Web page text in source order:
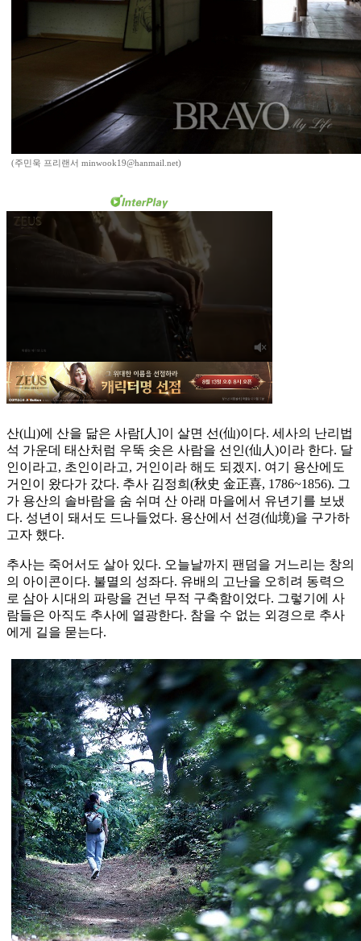
(주민욱 프리랜서 minwook19@hanmail.net)
산(山)에 산을 닮은 사람[人]이 살면 선(仙)이다. 세사의 난리법
석 가운데 태산처럼 우뚝 솟은 사람을 선인(仙人)이라 한다. 달
인이라고, 초인이라고, 거인이라 해도 되겠지. 여기 용산에도
거인이 왔다가 갔다. 추사 김정희(秋史 金正喜, 1786~1856). 그
가 용산의 솔바람을 숨 쉬며 산 아래 마을에서 유년기를 보냈
다. 성년이 돼서도 드나들었다. 용산에서 선경(仙境)을 구가하
고자 했다.
추사는 죽어서도 살아 있다. 오늘날까지 팬덤을 거느리는 창의
의 아이콘이다. 불멸의 성좌다. 유배의 고난을 오히려 동력으
로 삼아 시대의 파랑을 건넌 무적 구축함이었다. 그렇기에 사
람들은 아직도 추사에 열광한다. 참을 수 없는 외경으로 추사
에게 길을 묻는다.